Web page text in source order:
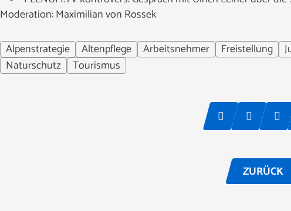
Moderation: Maximilian von Rossek
Alpenstrategie
Altenpflege Arbeitsnehmer Freistellung
Naturschutz
Tourismus
ZURÜCK